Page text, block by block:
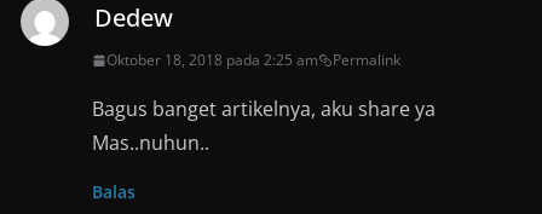
Dedew
Oktober 18, 2018 pada 2:25 am Permalink
Bagus banget artikelnya, aku share ya
Mas..nuhun..
Balas